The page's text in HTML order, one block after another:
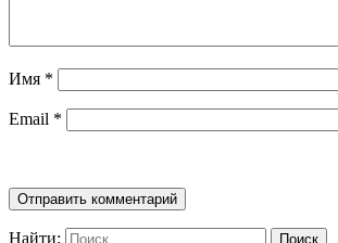
Имя *
Email *
Найти: